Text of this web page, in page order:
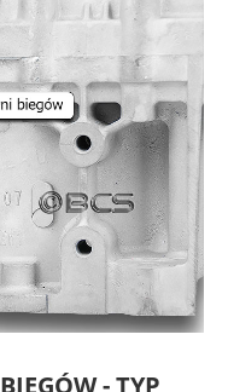
- TYP